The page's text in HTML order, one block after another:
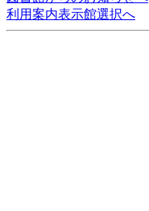
利用案内表示館選択へ